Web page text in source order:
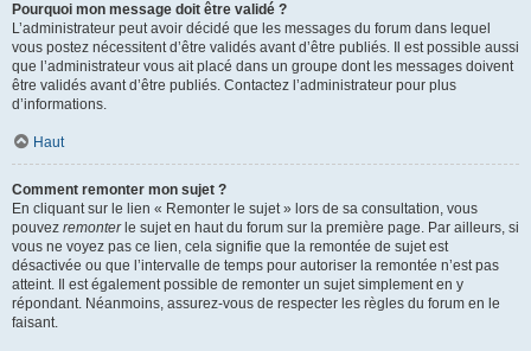
Pourquoi mon message doit être validé ?
L’administrateur peut avoir décidé que les messages du forum dans lequel
vous postez nécessitent d’être validés avant d’être publiés. Il est possible aussi
que l’administrateur vous ait placé dans un groupe dont les messages doivent
être validés avant d’être publiés. Contactez l’administrateur pour plus
d’informations.
Haut
Comment remonter mon sujet ?
En cliquant sur le lien « Remonter le sujet » lors de sa consultation, vous
pouvez remonterle sujet en haut du forum sur la première page. Par ailleurs, si
vous ne voyez pas ce lien, cela signifie que la remontée de sujet est
désactivée ou que l’intervalle de temps pour autoriser la remontée n’est pas
atteint. Il est également possible de remonter un sujet simplement en y
répondant. Néanmoins, assurez-vous de respecter les règles du forum en le
faisant.